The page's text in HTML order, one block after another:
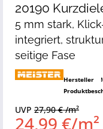
20190
5 mm stark,
integriert,
seitige Fase
Hersteller
UVP 27,90 € /m²
24,99 €/m²